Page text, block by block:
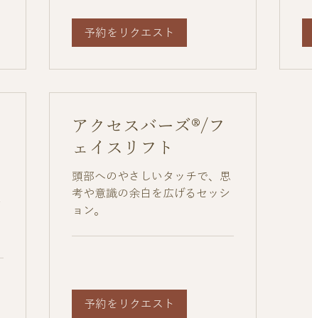
予約をリクエスト
アクセスバーズ®/フ
ェイスリフト
頭部へのやさしいタッチで、思
考や意識の余白を広げるセッシ
ョン。
予約をリクエスト